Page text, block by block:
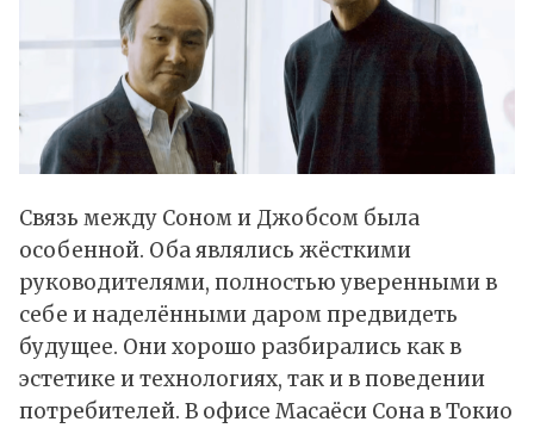
Связь между Соном и Джобсом была
особенной. Оба являлись жёсткими
руководителями, полностью уверенными в
себе и наделёнными даром предвидеть
будущее. Они хорошо разбирались как в
эстетике и технологиях, так и в поведении
потребителей. В офисе Масаёси Сона в Токио